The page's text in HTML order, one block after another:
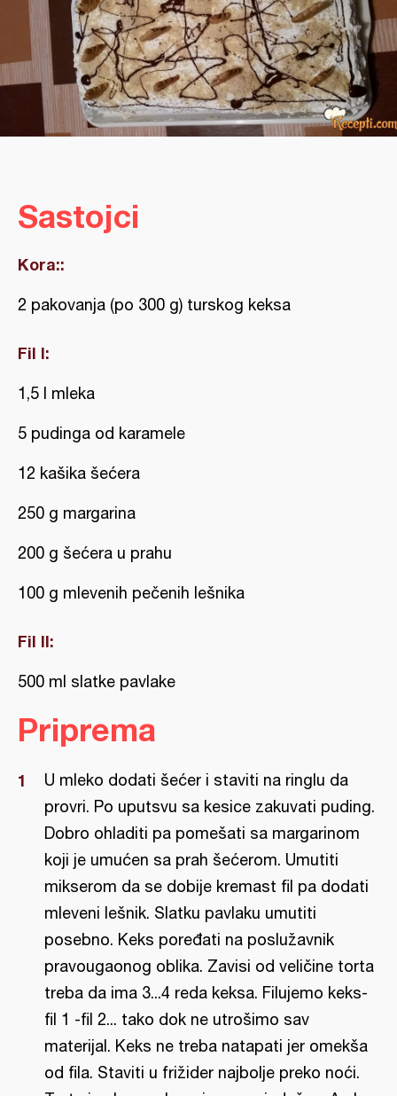
Sastojci
Kora::
2 pakovanja (po 300 g) turskog keksa
Fil I:
1,5 l mleka
5 pudinga od karamele
12 kašika šećera
250 g margarina
200 g šećera u prahu
100 g mlevenih pečenih lešnika
Fil II:
500 ml slatke pavlake
Priprema
U mleko dodati šećer i staviti na ringlu da
provri. Po uputsvu sa kesice zakuvati puding.
Dobro ohladiti pa pomešati sa margarinom
koji je umućen sa prah šećerom. Umutiti
mikserom da se dobije kremast fil pa dodati
mleveni lešnik. Slatku pavlaku umutiti
posebno. Keks poređati na poslužavnik
pravougaonog oblika. Zavisi od veličine torta
treba da ima 3...4 reda keksa. Filujemo keks-
fil 1 -fil 2... tako dok ne utrošimo sav
materijal. Keks ne treba natapati jer omekša
od fila. Staviti u frižider najbolje preko noći.